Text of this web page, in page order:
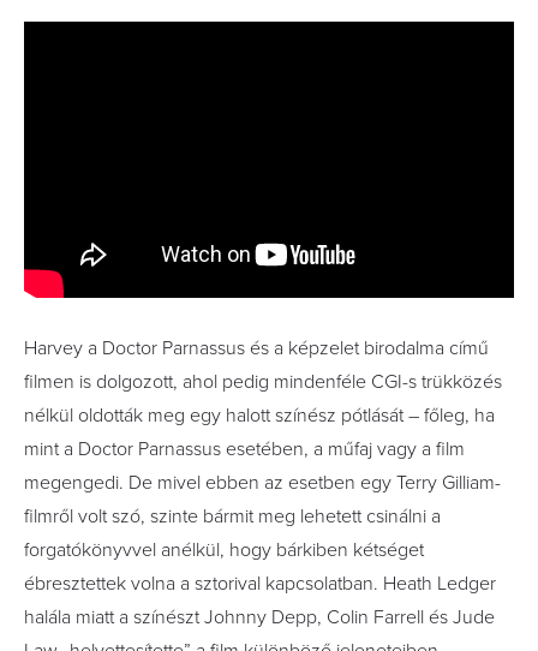
Harvey a Doctor Parnassus és a képzelet birodalma című
filmen is dolgozott, ahol pedig mindenféle CGI-s trükközés
nélkül oldották meg egy halott színész pótlását – főleg, ha
mint a Doctor Parnassus esetében, a műfaj vagy a film
megengedi. De mivel ebben az esetben egy Terry Gilliam-
filmről volt szó, szinte bármit meg lehetett csinálni a
forgatókönyvvel anélkül, hogy bárkiben kétséget
ébresztettek volna a sztorival kapcsolatban. Heath Ledger
halála miatt a színészt Johnny Depp, Colin Farrell és Jude